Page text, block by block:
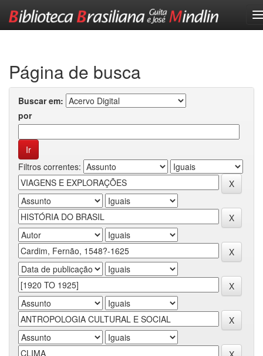
Página de busca
Buscar em:
por
Filtros correntes: